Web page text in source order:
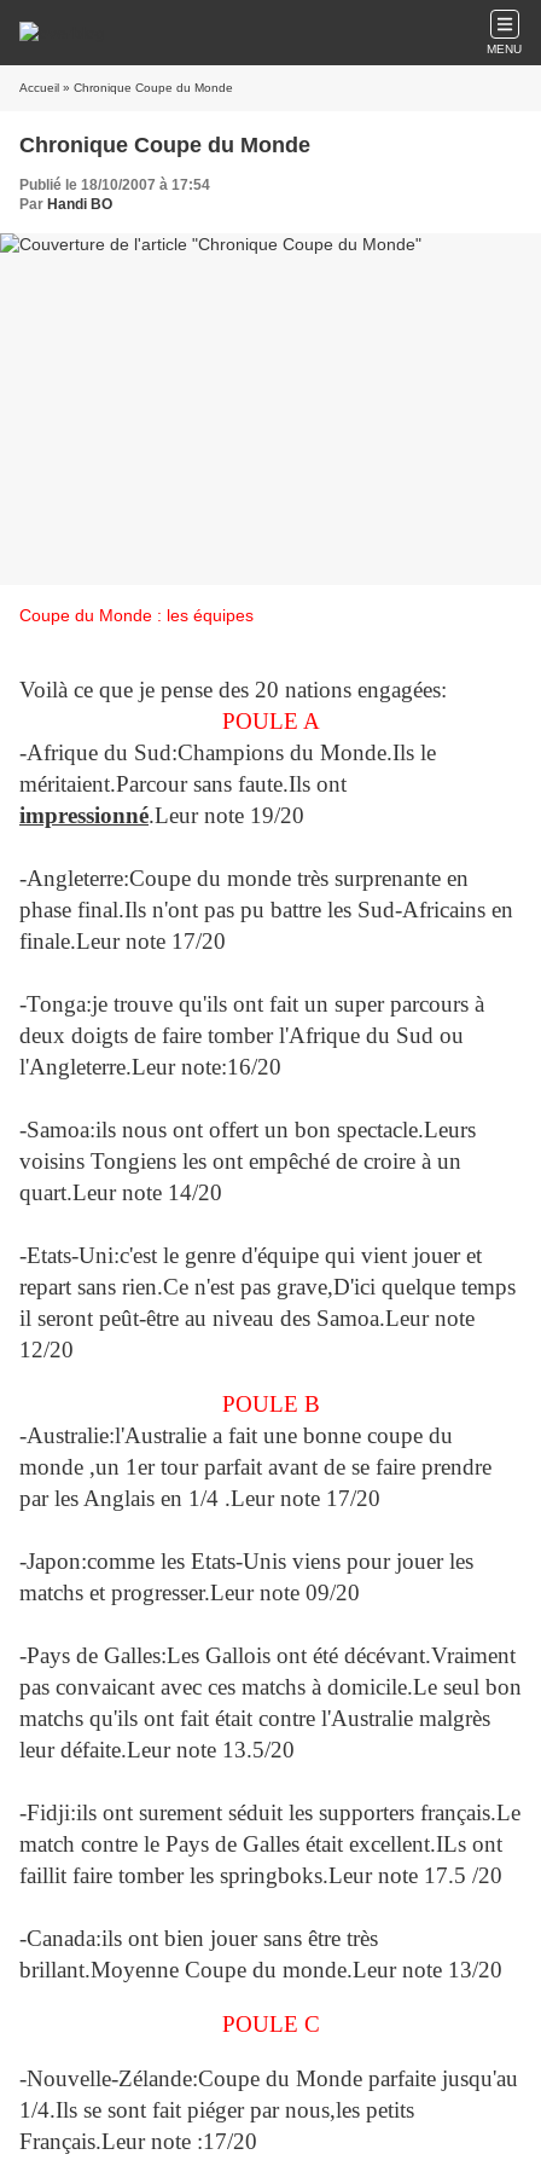
MENU
Accueil » Chronique Coupe du Monde
Chronique Coupe du Monde
Publié le 18/10/2007 à 17:54
Par Handi BO
Coupe du Monde : les équipes
Voilà ce que je pense des 20 nations engagées:
POULE A
-Afrique du Sud:Champions du Monde.Ils le
méritaient.Parcour sans faute.Ils ont
impressionné.Leur note 19/20
-Angleterre:Coupe du monde très surprenante en
phase final.Ils n'ont pas pu battre les Sud-Africains en
finale.Leur note 17/20
-Tonga:je trouve qu'ils ont fait un super parcours à
deux doigts de faire tomber l'Afrique du Sud ou
l'Angleterre.Leur note:16/20
-Samoa:ils nous ont offert un bon spectacle.Leurs
voisins Tongiens les ont empêché de croire à un
quart.Leur note 14/20
-Etats-Uni:c'est le genre d'équipe qui vient jouer et
repart sans rien.Ce n'est pas grave,D'ici quelque temps
il seront peût-être au niveau des Samoa.Leur note
12/20
POULE B
-Australie:l'Australie a fait une bonne coupe du
monde ,un 1er tour parfait avant de se faire prendre
par les Anglais en 1/4 .Leur note 17/20
-Japon:comme les Etats-Unis viens pour jouer les
matchs et progresser.Leur note 09/20
-Pays de Galles:Les Gallois ont été décévant.Vraiment
pas convaicant avec ces matchs à domicile.Le seul bon
matchs qu'ils ont fait était contre l'Australie malgrès
leur défaite.Leur note 13.5/20
-Fidji:ils ont surement séduit les supporters français.Le
match contre le Pays de Galles était excellent.ILs ont
faillit faire tomber les springboks.Leur note 17.5 /20
-Canada:ils ont bien jouer sans être très
brillant.Moyenne Coupe du monde.Leur note 13/20
POULE C
-Nouvelle-Zélande:Coupe du Monde parfaite jusqu'au
1/4.Ils se sont fait piéger par nous,les petits
Français.Leur note :17/20